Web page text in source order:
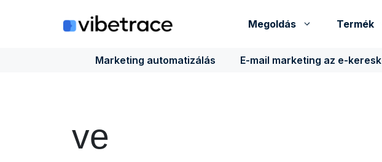
Megoldás Termék
Marketing automatizálás E-mail marketing az e-
ve